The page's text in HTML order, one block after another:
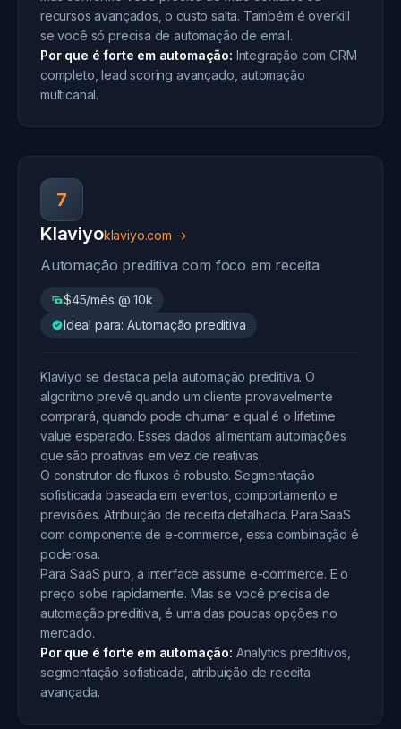
recursos avançados, o custo salta. Também é overkill
se você só precisa de automação de email.
Por que é forte em automação: Integração com CRM
completo, lead scoring avançado, automação
multicanal.
7
Klaviyoklaviyo.com →
Automação preditiva com foco em receita
$45/mês @ 10k
Ideal para: Automação preditiva
Klaviyo se destaca pela automação preditiva. O
algoritmo prevê quando um cliente provavelmente
comprará, quando pode churnar e qual é o lifetime
value esperado. Esses dados alimentam automações
que são proativas em vez de reativas.
O construtor de fluxos é robusto. Segmentação
sofisticada baseada em eventos, comportamento e
previsões. Atribuição de receita detalhada. Para SaaS
com componente de e-commerce, essa combinação é
poderosa.
Para SaaS puro, a interface assume e-commerce. E o
preço sobe rapidamente. Mas se você precisa de
automação preditiva, é uma das poucas opções no
mercado.
Por que é forte em automação: Analytics preditivos,
segmentação sofisticada, atribuição de receita
avançada.